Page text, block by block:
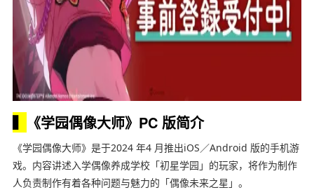
▍ 《学园偶像大师》PC 版简介
《学园偶像大师》是于2024 年4 月推出iOS／Android 版的手机游
戏。内容讲述入学偶像养成学校「初星学园」的玩家，将作为制作
人负责制作有着各种问题与魅力的「偶像未来之星」。